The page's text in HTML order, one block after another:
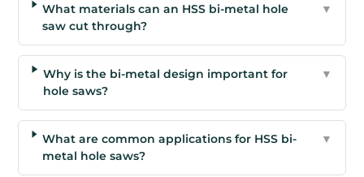
What materials can an HSS bi-metal hole
saw cut through?
▼
Why is the bi-metal design important for
hole saws?
▼
What are common applications for HSS bi-
metal hole saws?
▼